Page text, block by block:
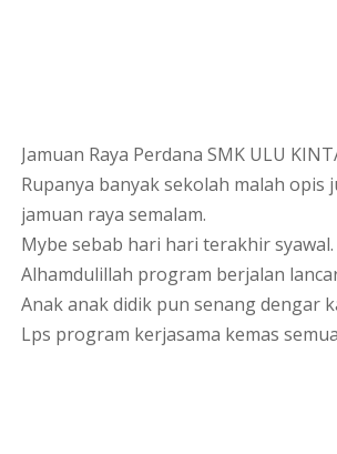
Jamuan Raya Perdana SMK ULU
Rupanya banyak sekolah malah opis
jamuan raya semalam.
Mybe sebab hari hari terakhir syawal.
Alhamdulillah program berjalan
Anak anak didik pun senang dengar
Lps program kerjasama kemas